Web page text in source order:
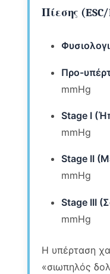
Πίεσης
Προ-
mmHg
Stage I
mmHg
Stage II
mmHg
Stage III
mmHg
Η υπέρταση
«σιωπηλός